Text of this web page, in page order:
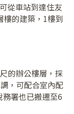
從車站到達住友
樓的建築，1樓到
的辦公樓層，採
，可配合室內配
署也已搬遷至6